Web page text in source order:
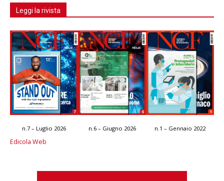
Leggi la rivista
n.7 – Luglio 2026 n.6 – Giugno 2026 n.1 – Gennaio 2022
Edicola Web